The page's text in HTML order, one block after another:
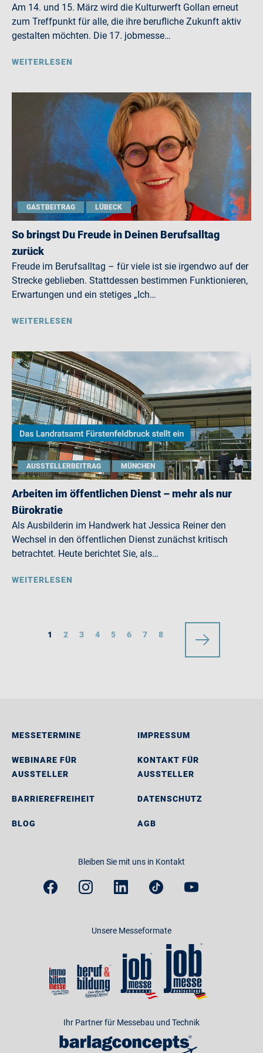
Am 14. und 15. März wird die Kulturwerft Gollan erneut
zum Treffpunkt für alle, die ihre berufliche Zukunft aktiv
gestalten möchten. Die 17. jobmesse…
WEITERLESEN
GASTBEITRAG LÜBECK
So bringst Du Freude in Deinen Berufsalltag
zurück
Freude im Berufsalltag – für viele ist sie irgendwo auf der
Strecke geblieben. Stattdessen bestimmen Funktionieren,
Erwartungen und ein stetiges „Ich…
WEITERLESEN
AUSSTELLERBEITRAG MÜNCHEN
Arbeiten im öffentlichen Dienst – mehr als nur
Bürokratie
Als Ausbilderin im Handwerk hat Jessica Reiner den
Wechsel in den öffentlichen Dienst zunächst kritisch
betrachtet. Heute berichtet Sie, als…
WEITERLESEN
1 2 3 4 5 6 7 8
MESSETERMINE
WEBINARE FÜR
AUSSTELLER
BARRIEREFREIHEIT
BLOG
IMPRESSUM
KONTAKT FÜR
AUSSTELLER
DATENSCHUTZ
AGB
Bleiben Sie mit uns in Kontakt
Unsere Messeformate
Ihr Partner für Messebau und Technik